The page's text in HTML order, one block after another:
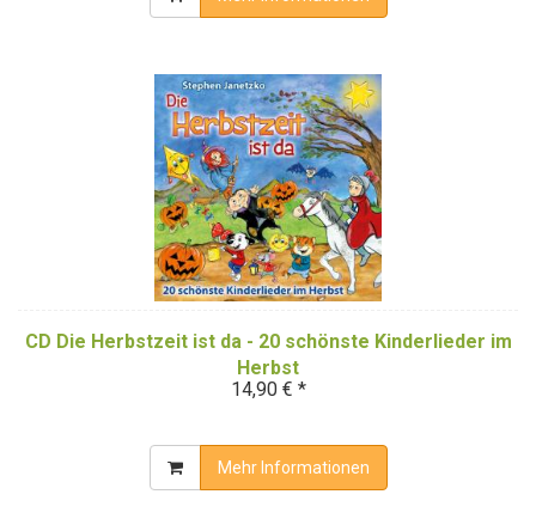
CD Die Herbstzeit ist da - 20 schönste Kinderlieder im
Herbst
14,90 € *
Mehr Informationen